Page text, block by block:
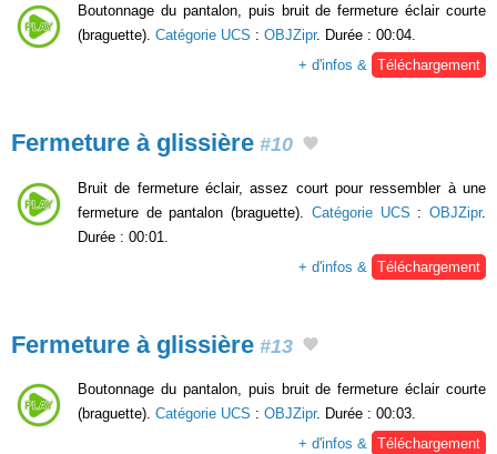
Boutonnage du pantalon, puis bruit de fermeture éclair courte
(braguette). Catégorie UCS : OBJZipr. Durée : 00:04.
+ d'infos &
Téléchargement
Fermeture à glissière #10
Bruit de fermeture éclair, assez court pour ressembler à une
fermeture de pantalon (braguette). Catégorie UCS :OBJZipr.
Durée : 00:01.
+ d'infos &
Téléchargement
Fermeture à glissière #13
Boutonnage du pantalon, puis bruit de fermeture éclair courte
(braguette). Catégorie UCS : OBJZipr. Durée : 00:03.
+ d'infos & Téléchargement